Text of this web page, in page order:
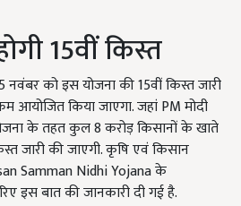
15वीं किस्त
नवंबर को इस योजना की 15वीं किस्त जारी
आयोजित किया जाएगा. जहां PM मोदी
के तहत कुल 8 करोड़ किसानों के खाते
जारी की जाएगी. कृषि एवं किसान
Samman Nidhi Yojana के
इस बात की जानकारी दी गई है.